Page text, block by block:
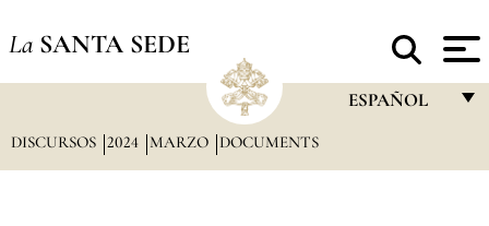
La SANTA SEDE
ESPAÑOL
DISCURSOS 2024 MARZO DOCUMENTS